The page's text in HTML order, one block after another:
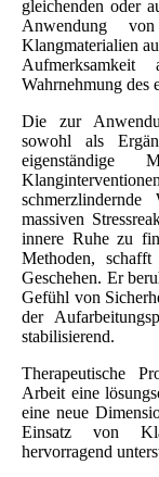
gleichenden oder
Anwendung
Klangmaterialien
Wahrnehmung des
Die zur
sowohl als
eigenständige
massiven
innere Ruhe zu
Methoden,
Geschehen. Er
Gefühl von
der
stabilisierend.
Therapeutische
Arbeit eine
eine neue
Einsatz von
hervorragend